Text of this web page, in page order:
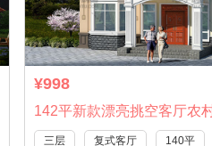
¥998
142平新款漂亮挑空客厅农
三层 复式客厅 140平